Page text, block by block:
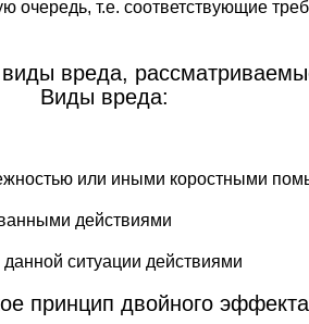
т.е. соответствующие
вреда,
Виды вреда:
или иными коростными
действиями
ситуации действиями
принцип двойного